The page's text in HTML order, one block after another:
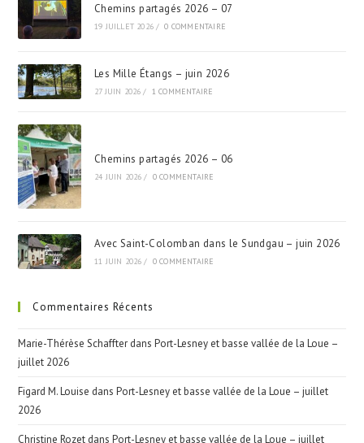
Chemins partagés 2026 – 07
19 JUILLET 2026 / 0 COMMENTAIRE
Les Mille Étangs – juin 2026
27 JUIN 2026 / 1 COMMENTAIRE
Chemins partagés 2026 – 06
24 JUIN 2026 / 0 COMMENTAIRE
Avec Saint-Colomban dans le Sundgau – juin 2026
11 JUIN 2026 / 0 COMMENTAIRE
Commentaires Récents
Marie-Thérèse Schaffter dansPort-Lesney et basse vallée de la Loue –
juillet 2026
Figard M. Louise dansPort-Lesney et basse vallée de la Loue – juillet
2026
Christine Rozet dansPort-Lesney et basse vallée de la Loue – juillet